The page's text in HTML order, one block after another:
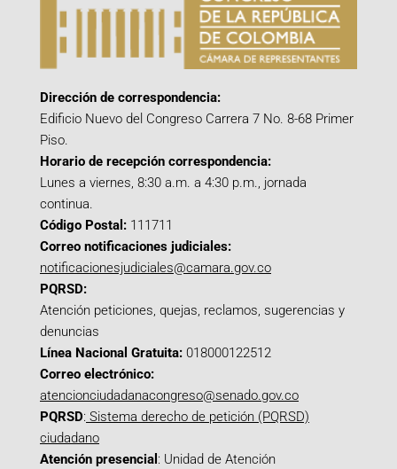
Dirección de correspondencia:
Edificio Nuevo del Congreso Carrera 7 No. 8-68 Primer
Piso.
Horario de recepción correspondencia:
Lunes a viernes, 8:30 a.m. a 4:30 p.m., jornada
continua.
Código Postal: 111711
Correo notificaciones judiciales:
notificacionesjudiciales@camara.gov.co
PQRSD:
Atención peticiones, quejas, reclamos, sugerencias y
denuncias
Línea Nacional Gratuita: 018000122512
Correo electrónico:
atencionciudadanacongreso@senado.gov.co
PQRSD: Sistema derecho de petición (PQRSD)
ciudadano
Atención presencial : Unidad de Atención